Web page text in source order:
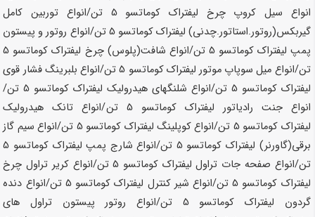
انواع سیل کروپ چرخ لیفتراک کوماتسو 5 تن
/انواع توربین کامل
گیربکس(روتور.استاتور.چدنی) لیفتراک کوماتسو 5 تن
/انواع روتور و پیستون
پمپ لیفتراک کوماتسو 5 تن /انواع شافت(پلوس) چرخ لیفتراک کوماتسو 5
تن/انواع میل سوپاپ موتور لیفتراک کوماتسو
/انواع بلبرینگ فشار قوی
لیفتراک کوماتسو 5 تن /انواع شلنگهای هیدرولیک لیفتراک کوماتسو
/
انواع جنت رادیاتور لیفتراک کوماتسو 5 تن
/انواع تانک هیدرولیک
لیفتراک کوماتسو 5 تن /انواع کوپلینگ لیفتراک کوماتسو 5 تن
/انواع سیم گاز
برقی(گاورنر) لیفتراک کوماتسو 5 تن /انواع شارج پمپ لیفتراک کوماتسو 5
تن/انواع صفحه جات تراول لیفتراک کوماتسو
/انواع کریر تراول چرخ
لیفتراک کوماتسو
/انواع شیر کنترل لیفتراک کوماتسو 5 تن
/انواع دنده
گردون لیفتراک کوماتسو 5 تن
/انواع روتور پیستون تراول های